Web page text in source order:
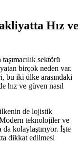
Hız ve
sektörü
birçok neden var.
bu iki ülke arasındaki
hız ve güven nasıl
de lojistik
teknolojiler ve
kolaylaştırıyor. İşte
dikkat edilmesi